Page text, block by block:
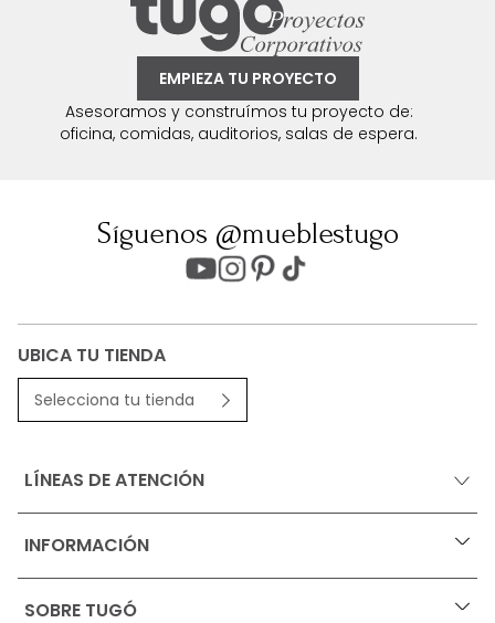
EMPIEZA TU PROYECTO
Asesoramos y construímos tu proyecto de:
oficina, comidas, auditorios, salas de espera.
Síguenos @mueblestugo
UBICA TU TIENDA
Selecciona tu tienda
LÍNEAS DE ATENCIÓN
INFORMACIÓN +
Ofertas vigentes
SOBRE TUGÓ +